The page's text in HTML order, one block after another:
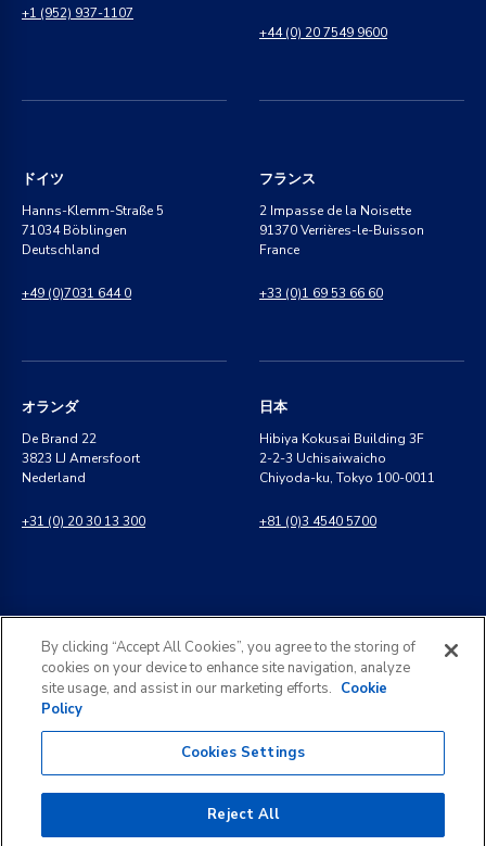
+1 (952) 937-1107
+44 (0) 20 7549 9600
ドイツ
Hanns-Klemm-Straße 5
71034 Böblingen
Deutschland
+49 (0)7031 644 0
フランス
2 Impasse de la Noisette
91370 Verrières-le-Buisson
France
+33 (0)1 69 53 66 60
オランダ
De Brand 22
3823 LJ Amersfoort
Nederland
+31 (0) 20 30 13 300
日本
Hibiya Kokusai Building 3F
2-2-3 Uchisaiwaicho
Chiyoda-ku, Tokyo 100-0011
+81 (0)3 4540 5700
8 Perungudi Industrial Estate
Perungudi, Chennai
600 096, India
info@kldiscovery.com
By clicking “Accept All Cookies”, you agree to the storing of
cookies on your device to enhance site navigation, analyze
site usage, and assist in our marketing efforts. Cookie
Policy
Cookies Settings
Reject All